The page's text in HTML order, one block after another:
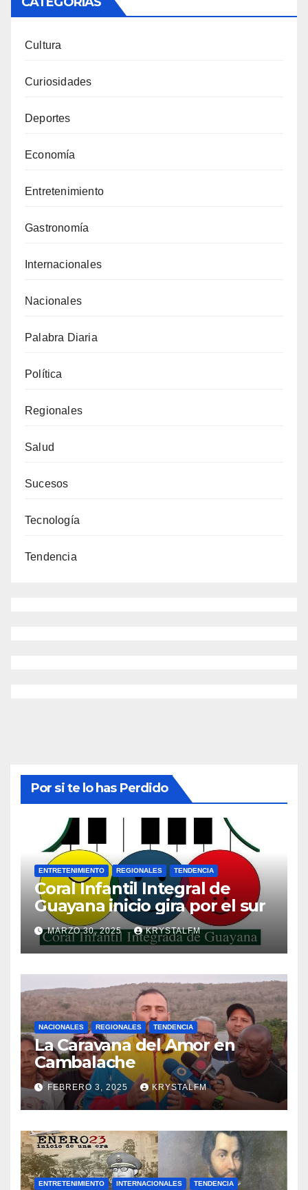
Cultura
Curiosidades
Deportes
Economía
Entretenimiento
Gastronomía
Internacionales
Nacionales
Palabra Diaria
Política
Regionales
Salud
Sucesos
Tecnología
Tendencia
Por si te lo has Perdido
ENTRETENIMIENTO REGIONALES TENDENCIA
Coral Infantil Integral de
Guayana inicio gira por el sur
MARZO 30, 2025 KRYSTALFM
NACIONALES REGIONALES TENDENCIA
La Caravana del Amor en
Cambalache
FEBRERO 3, 2025 KRYSTALFM
ENTRETENIMIENTO INTERNACIONALES TENDENCIA